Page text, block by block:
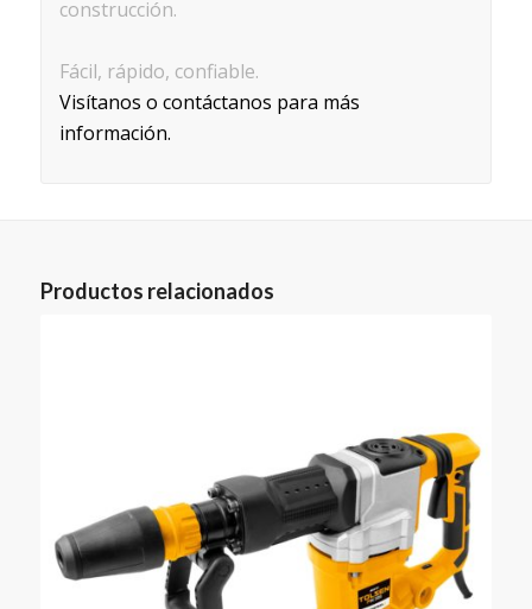
construcción.
Fácil, rápido, confiable.
Visítanos o contáctanos para más
información.
Productos relacionados